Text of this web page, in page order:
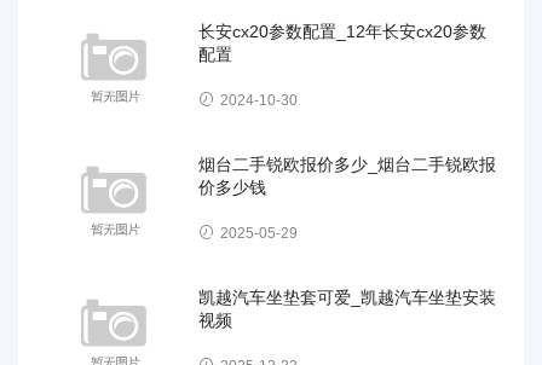
长安cx20参数配置_12年长安cx20参数
配置
2024-10-30
烟台二手锐欧报价多少_烟台二手锐欧报
价多少钱
2025-05-29
凯越汽车坐垫套可爱_凯越汽车坐垫安装
视频